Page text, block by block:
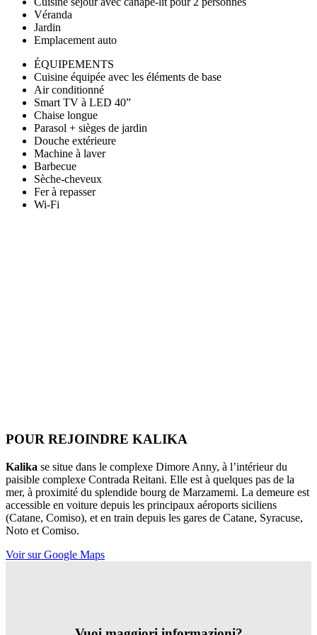
Véranda
Jardin
Emplacement auto
ÉQUIPEMENTS
Cuisine équipée avec les éléments de base
Air conditionné
Smart TV à LED 40”
Chaise longue
Parasol + sièges de jardin
Douche extérieure
Machine à laver
Barbecue
Sèche-cheveux
Fer à repasser
Wi-Fi
POUR REJOINDRE KALIKA
Kalika se situe dans le complexe Dimore Anny, à l’intérieur du
paisible complexe Contrada Reitani. Elle est à quelques pas de la
mer, à proximité du splendide bourg de Marzamemi. La demeure est
accessible en voiture depuis les principaux aéroports siciliens
(Catane, Comiso), et en train depuis les gares de Catane, Syracuse,
Noto et Comiso.
Voir sur Google Maps